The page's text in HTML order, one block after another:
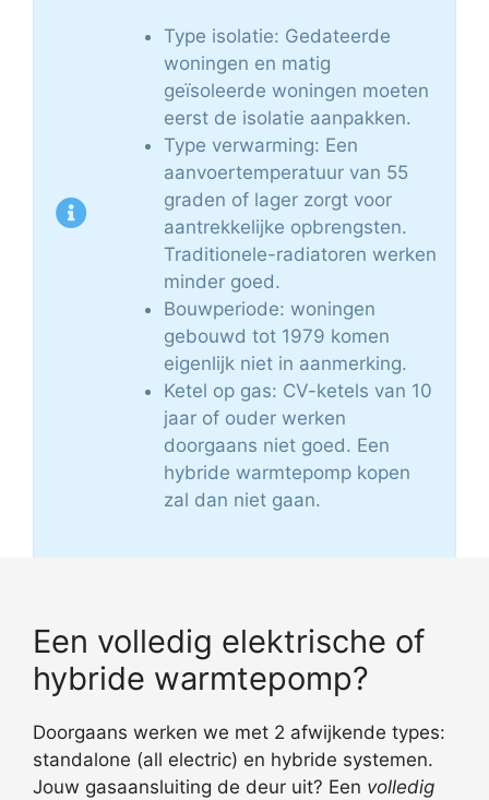
Type isolatie: Gedateerde
woningen en matig
geïsoleerde woningen moeten
eerst de isolatie aanpakken.
Type verwarming: Een
aanvoertemperatuur van 55
graden of lager zorgt voor
aantrekkelijke opbrengsten.
Traditionele-radiatoren werken
minder goed.
Bouwperiode: woningen
gebouwd tot 1979 komen
eigenlijk niet in aanmerking.
Ketel op gas: CV-ketels van 10
jaar of ouder werken
doorgaans niet goed. Een
hybride warmtepomp kopen
zal dan niet gaan.
Een volledig elektrische of
hybride warmtepomp?
Doorgaans werken we met 2 afwijkende types:
standalone (all electric) en hybride systemen.
Jouw gasaansluiting de deur uit? Een volledig